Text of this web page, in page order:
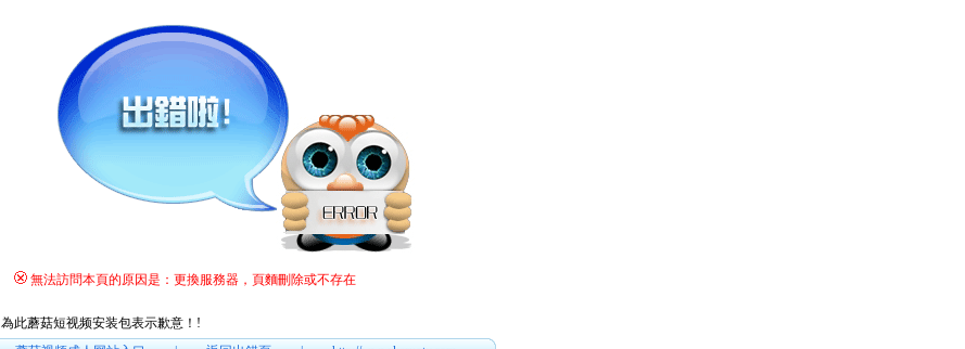
無法訪問本頁的原因是：更換服務器，頁麵刪除或不存在
為此蘑菇短视频安装包表示歉意！ !